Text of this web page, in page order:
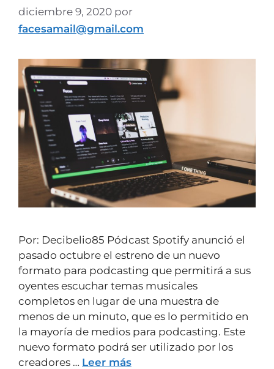
diciembre 9, 2020 por
facesamail@gmail.com
Por: Decibelio85 Pódcast Spotify anunció el
pasado octubre el estreno de un nuevo
formato para podcasting que permitirá a sus
oyentes escuchar temas musicales
completos en lugar de una muestra de
menos de un minuto, que es lo permitido en
la mayoría de medios para podcasting. Este
nuevo formato podrá ser utilizado por los
creadores … Leer más